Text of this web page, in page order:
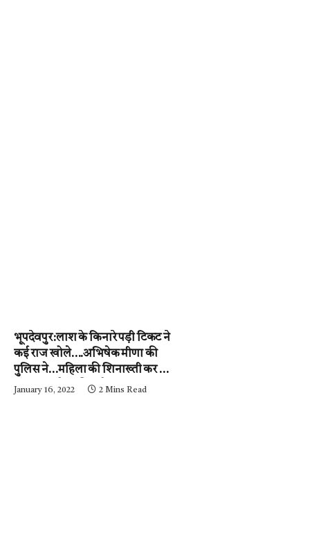
भूपदेवपुर:लाश के किनारे पड़ी टिकट ने
कई राज खोले….अभिषेक मीणा की
पुलिस ने…महिला की शिनाख्ती कर ली.
….अब आरोपी की गर्दन तक जल्द ही
January 16, 2022 2 Mins Read